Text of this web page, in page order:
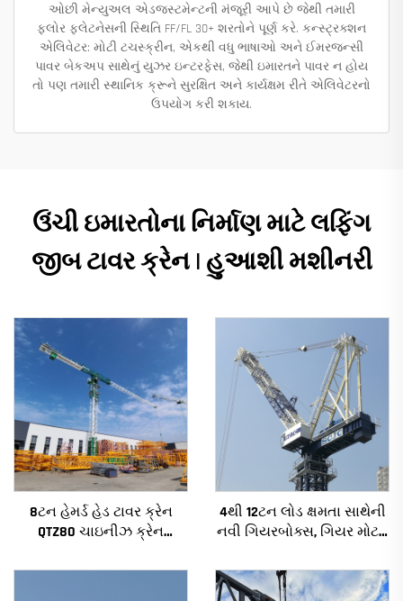
ઓછી મેન્યુઅલ એડજસ્ટમેન્ટની મંજૂરી આપે છે જેથી તમારી
ફ્લોર ફ્લેટનેસની સ્થિતિ FF/FL 30+ શરતોને પૂર્ણ કરે. કન્સ્ટ્રક્શન
એલિવેટર: મોટી ટચસ્ક્રીન, એકથી વધુ ભાષાઓ અને ઈમરજન્સી
પાવર બેકઅપ સાથેનું યુઝર ઇન્ટરફેસ, જેથી ઇમારતને પાવર ન હોય
તો પણ તમારી સ્થાનિક ક્રૂને સુરક્ષિત અને કાર્યક્ષમ રીતે એલિવેટરનો
ઉપયોગ કરી શકાય.
ઉંચી ઇમારતોના નિર્માણ માટે લફિંગ
જીબ ટાવર ક્રેન | હુઆશી મશીનરી
8ટન હેમર્ડ હેડ ટાવર ક્રેન
QTZ80 ચાઇનીઝ ક્રેન
4થી 12ટન લોડ ક્ષમતા સાથેની
નવી ગિયરબોક્સ, ગિયર મોટર,
ટાવર ક્રેન